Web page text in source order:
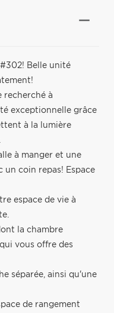
Belle unité
recherché à
exceptionnelle grâce
à la lumière
à manger et une
un coin repas! Espace
espace de vie à
la chambre
vous offre des
séparée, ainsi qu'une
de rangement